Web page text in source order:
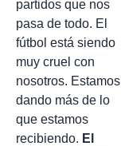
partidos que nos
pasa de todo. El
fútbol está siendo
muy cruel con
nosotros. Estamos
dando más de lo
que estamos
recibiendo. El